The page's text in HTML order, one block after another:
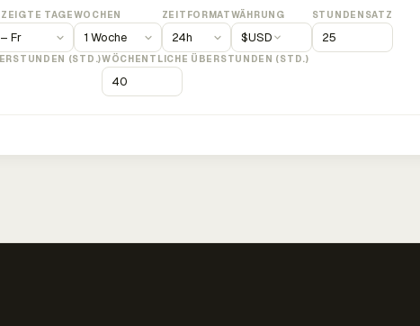
TAGEWOCHEN ZEITFORMATWÄHRUNG
$USD
STUNDENSATZ
(STD.)WÖCHENTLICHE ÜBERSTUNDEN (STD.)